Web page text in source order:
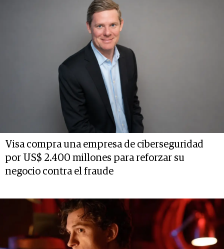
Visa compra una empresa de ciberseguridad
por US$ 2.400 millones para reforzar su
negocio contra el fraude